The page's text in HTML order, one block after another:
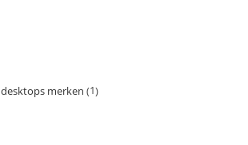
desktops merken 1